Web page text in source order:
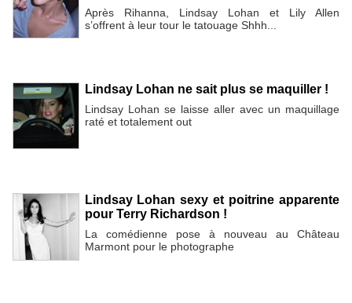
Après Rihanna, Lindsay Lohan et Lily Allen
s’offrent à leur tour le tatouage Shhh...
Lindsay Lohan ne sait plus se maquiller !
Lindsay Lohan se laisse aller avec un maquillage
raté et totalement out
Lindsay Lohan sexy et poitrine apparente
pour Terry Richardson !
La comédienne pose à nouveau au Château
Marmont pour le photographe